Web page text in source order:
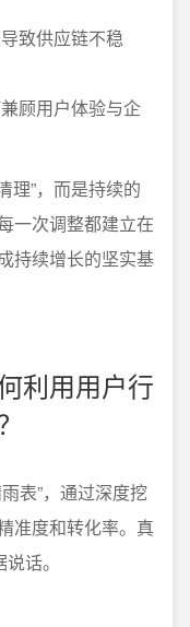
致供应链不稳
顾用户体验与企
理”，而是持续的
一次调整都建立在
持续增长的坚实基
利用用户行
表”，通过深度挖
准度和转化率。真
话。